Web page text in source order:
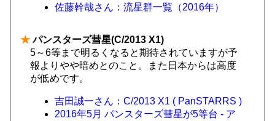
佐藤幹哉さん：流星群一覧（2016年）
★パンスターズ彗星(C/2013 X1)
5～6等まで明るくなると期待されていますが予
報よりやや暗めとのこと。また日本からは高度
が低めです。
吉田誠一さん：C/2013 X1 ( PanSTARRS )
2016年5月 パンスターズ彗星が5等台 - ア